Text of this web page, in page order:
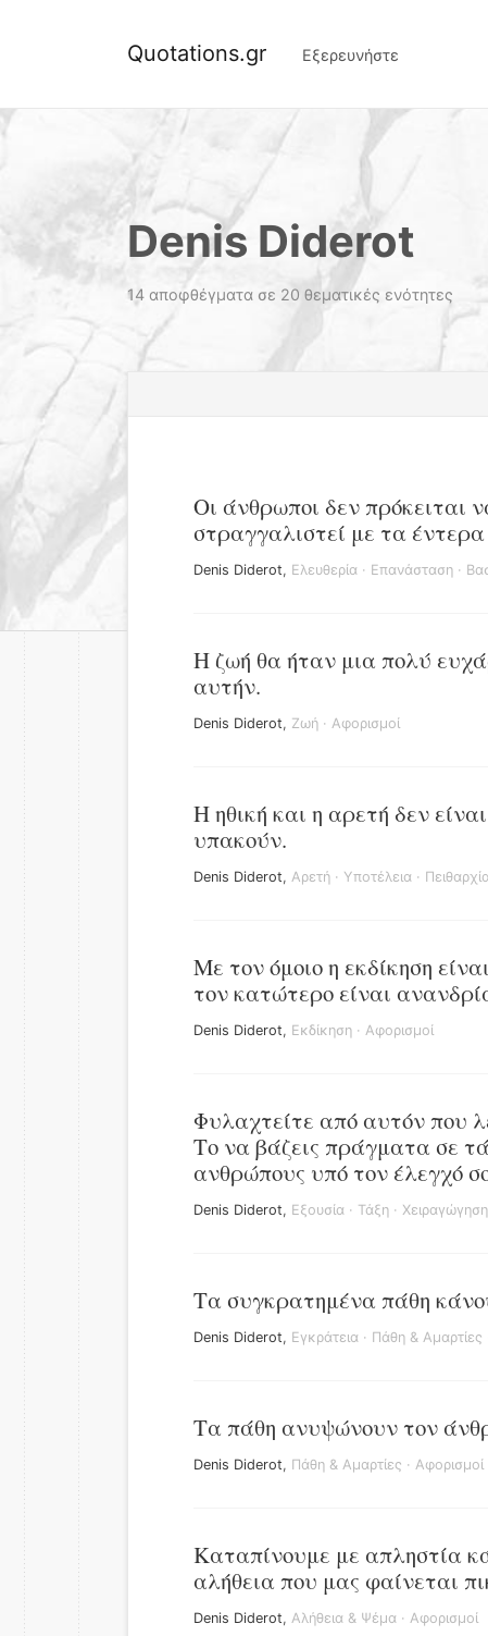
Quotations.gr Εξερευνήστε
Denis Diderot
14 αποφθέγματα σε 20 θεματικές ενότητες
Οι άνθρωποι δεν πρόκειται
στραγγαλιστεί με τα
Denis Diderot, Ελευθερία · Επανάσταση ·
Η ζωή θα ήταν μια πολύ
αυτήν.
Denis Diderot, Ζωή · Αφορισμοί
Η ηθική και η αρετή δεν
υπακούν.
Denis Diderot, Αρετή · Υποτέλεια ·
Με τον όμοιο η εκδίκηση
τον κατώτερο είναι
Denis Diderot, Εκδίκηση · Αφορισμοί
Φυλαχτείτε από αυτόν που
Το να βάζεις πράγματα σε
ανθρώπους υπό τον έλεγχό
Denis Diderot, Εξουσία · Τάξη · Χειραγώγηση
Τα συγκρατημένα πάθη
Denis Diderot, Εγκράτεια · Πάθη & Αμαρτίες
Τα πάθη ανυψώνουν τον
Denis Diderot, Πάθη & Αμαρτίες · Αφορισμοί
Καταπίνουμε με απληστία
αλήθεια που μας φαίνεται
Denis Diderot, Αλήθεια & Ψέμα · Αφορισμοί